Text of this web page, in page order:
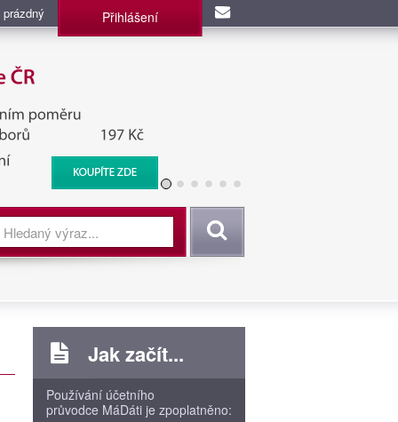
Přihlášení
BIS, Zpravodajské
Vyhledat
Jak začít...
Používání účetního
průvodce MáDáti je zpoplatněno: